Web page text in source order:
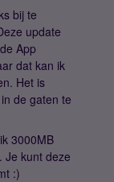
bij te
update
App
dat kan ik
Het is
de gaten te
3000MB
Je kunt deze
:)